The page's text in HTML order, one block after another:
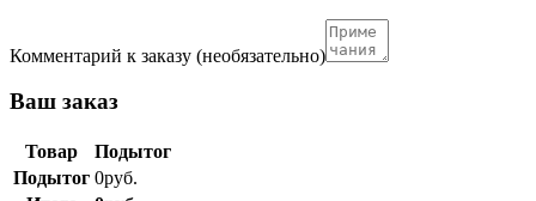
Комментарий к заказу (необязательно)
Ваш заказ
Товар
Подытог
Подытог 0руб.